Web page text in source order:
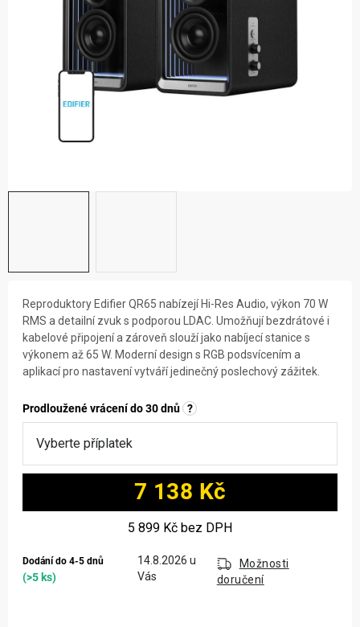
OSTATNÍ
Reproduktory Edifier QR65 nabízejí Hi-Res Audio, výkon 70 W
RMS a detailní zvuk s podporou LDAC. Umožňují bezdrátové i
kabelové připojení a zároveň slouží jako nabíjecí stanice s
výkonem až 65 W. Moderní design s RGB podsvícením a
aplikací pro nastavení vytváří jedinečný poslechový zážitek.
Prodloužené vrácení do 30 dnů ?
7 138 Kč
5 899 Kč bez DPH
Dodání do 4-5 dnů
(>5 ks)
14.8.2026
Možnosti
doručení